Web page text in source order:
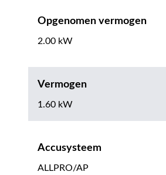
Opgenomen vermogen
2.00 kW
Vermogen
1.60 kW
Accusysteem
ALLPRO/AP